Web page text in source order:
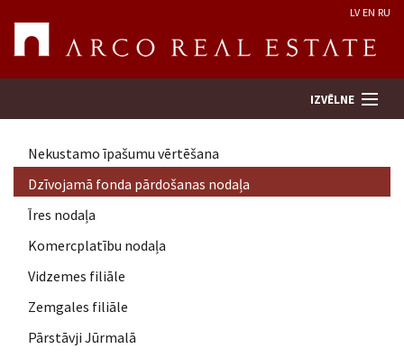
LV EN RU
IZVĒLNE
Meklēt īpašumu
Novērtēt īpašumu
Uzņēmums
Nekustamo īpašumu vērtēšana
Dzīvojamā fonda pārdošanas nodaļa
Īres nodaļa
Komercplatību nodaļa
Vidzemes filiāle
Zemgales filiāle
Pārstāvji Jūrmalā